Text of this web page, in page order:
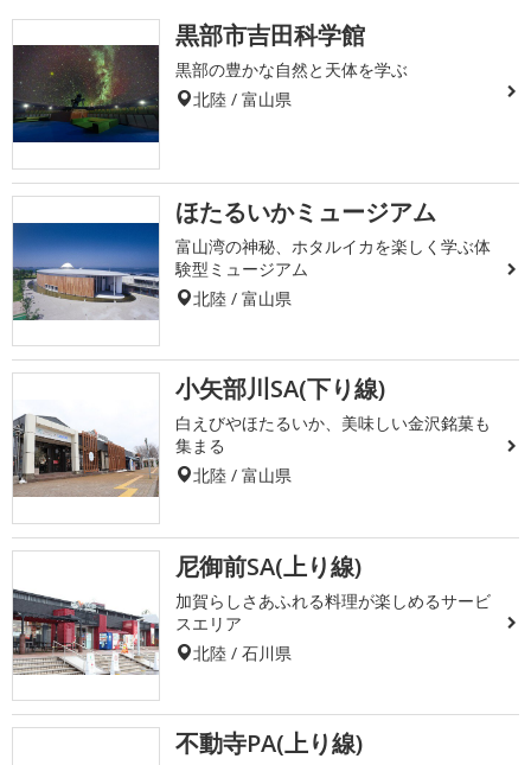
黒部市吉田科学館
黒部の豊かな自然と天体を学ぶ
北陸 / 富山県
ほたるいかミュージアム
富山湾の神秘、ホタルイカを楽しく学ぶ体
験型ミュージアム
北陸 / 富山県
小矢部川SA(下り線)
白えびやほたるいか、美味しい金沢銘菓も
集まる
北陸 / 富山県
尼御前SA(上り線)
加賀らしさあふれる料理が楽しめるサービ
スエリア
北陸 / 石川県
不動寺PA(上り線)